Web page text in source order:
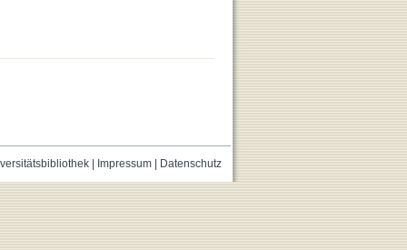
| Impressum| Datenschutz